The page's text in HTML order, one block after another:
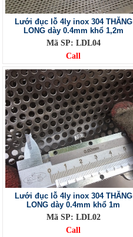
Lưới đục lỗ 4ly inox 304 THĂNG
LONG dày 0.4mm khổ 1,2m
Mã SP: LDL04
Call
Lưới đục lỗ 4ly inox 304 THĂNG
LONG dày 0.4mm khổ 1m
Mã SP: LDL02
Call